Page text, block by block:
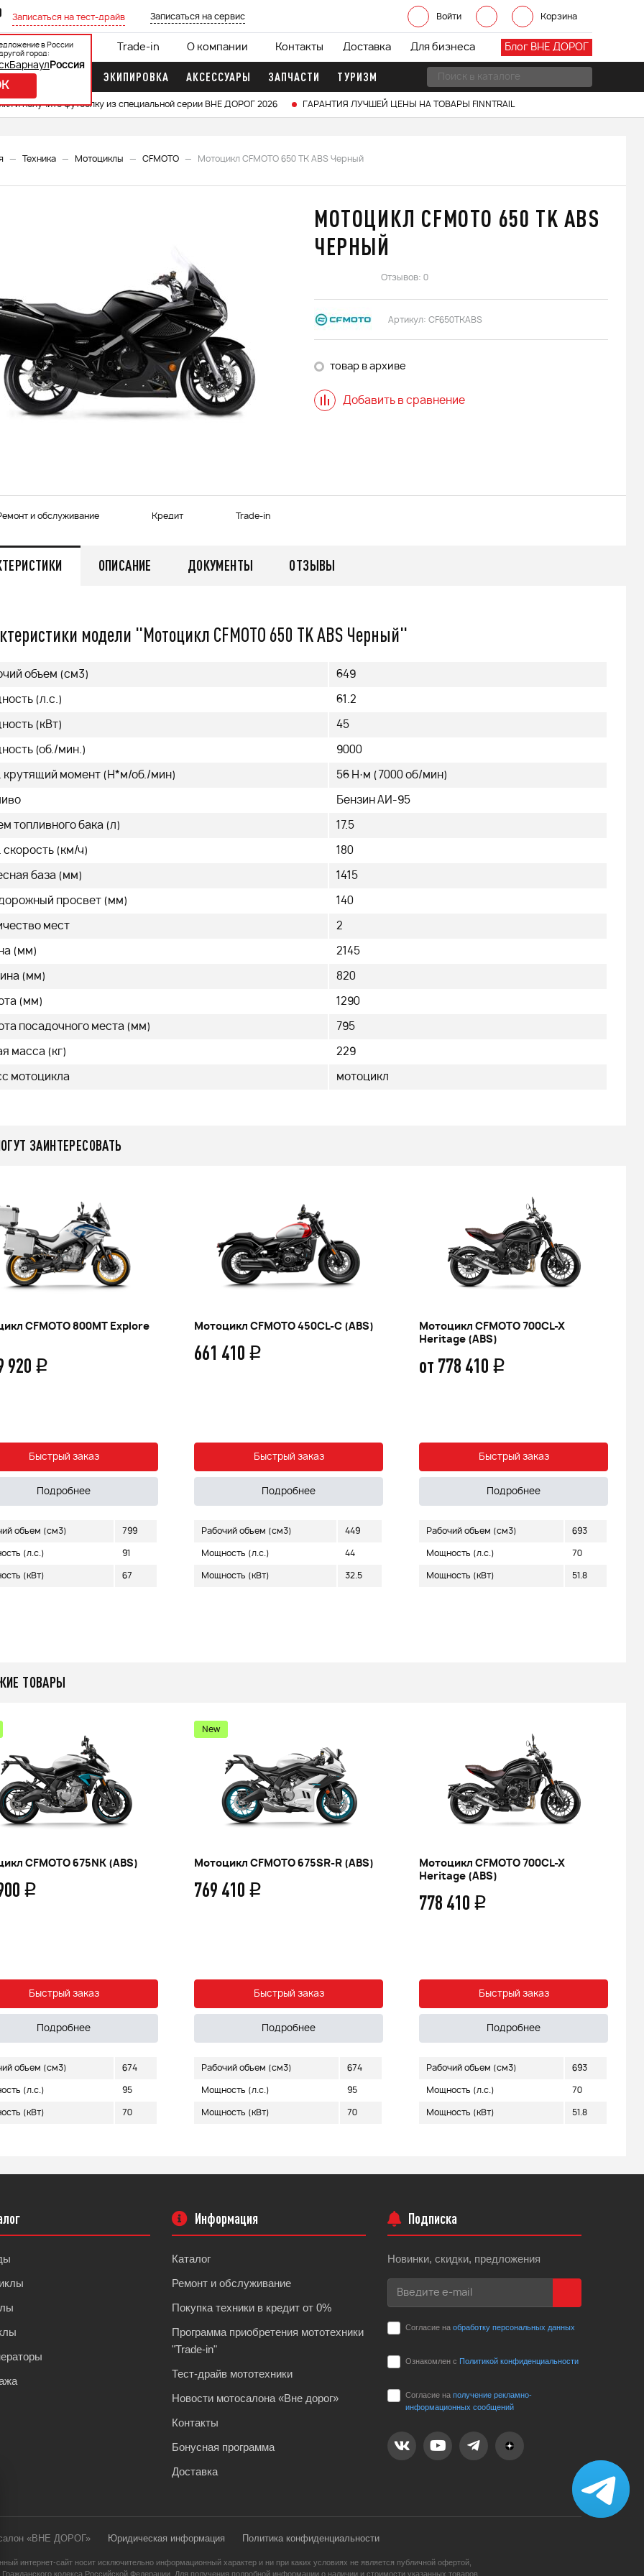
Войти Корзина
в России
город:
Барнаул Россия
Записаться на тест-драйв Записаться на сервис
Блог ВНЕ ДОРОГ
Кредит 0% Trade-in О компании Контакты Доставка Для бизнеса
МОТОРЫ ЭКИПИРОВКА АКСЕССУАРЫ ЗАПЧАСТИ ТУРИЗМ
и получите футболку из специальной серии ВНЕ ДОРОГ 2026 ГАРАНТИЯ ЛУЧШЕЙ ЦЕНЫ НА ТОВАРЫ FINNTRAIL
Техника Мотоциклы CFMOTO Мотоцикл CFMOTO 650 TK ABS Черный
зимний FINNTRAIL
Снегоход БУРАН ЛИДЕР АДЕ
МОТОЦИКЛ CFMOTO 650 TK ABS
ЧЕРНЫЙ
Отзывов: 0
Артикул: CF650TKABS
товар в архиве
Добавить в сравнение
и обслуживание Кредит Trade-in
ОПИСАНИЕ ДОКУМЕНТЫ ОТЗЫВЫ
модели "Мотоцикл CFMOTO 650 TK ABS Черный"
объем (см3) 649
(л.с.) 61.2
(кВт) 45
(об./мин.) 9000
крутящий момент (H*м/об./мин) 56 Н·м (7000 об/мин)
Бензин АИ-95
топливного бака (л) 17.5
скорость (км/ч) 180
база (мм) 1415
просвет (мм) 140
мест 2
(мм) 2145
(мм) 820
(мм) 1290
посадочного места (мм) 795
масса (кг) 229
мотоцикла мотоцикл
ЗАИНТЕРЕСОВАТЬ
CFMOTO 800MT Explore
920 q
Быстрый заказ
Подробнее
объем (см3) 799
(л.с.) 91
(кВт) 67
Мотоцикл CFMOTO 450CL-C (ABS)
661 410 q
Быстрый заказ
Подробнее
Рабочий объем (см3) 449
Мощность (л.с.) 44
Мощность (кВт) 32.5
Мотоцикл CFMOTO 700CL-X
Heritage (ABS)
от 778 410 q
Быстрый заказ
Подробнее
Рабочий объем (см3) 693
Мощность (л.с.) 70
Мощность (кВт) 51.8
ТОВАРЫ
CFMOTO 675NK (ABS)
q
Быстрый заказ
Подробнее
объем (см3) 674
(л.с.) 95
(кВт) 70
New
Мотоцикл CFMOTO 675SR-R (ABS)
769 410 q
Быстрый заказ
Подробнее
Рабочий объем (см3) 674
Мощность (л.с.) 95
Мощность (кВт) 70
Мотоцикл CFMOTO 700CL-X
Heritage (ABS)
778 410 q
Быстрый заказ
Подробнее
Рабочий объем (см3) 693
Мощность (л.с.) 70
Мощность (кВт) 51.8
Информация
Каталог
Ремонт и обслуживание
Покупка техники в кредит от 0%
Программа приобретения мототехники
"Trade-in"
Тест-драйв мототехники
Новости мотосалона «Вне дорог»
Контакты
Бонусная программа
Доставка
Подписка
Новинки, скидки, предложения
Согласие на обработку персональных данных
Ознакомлен с Политикой конфиденциальности
Согласие на получение рекламно-
информационных сообщений
«ВНЕ ДОРОГ» Юридическая информация Политика конфиденциальности
интернет-сайт носит исключительно информационный характер и ни при каких условиях не является публичной офертой,
кодекса Российской Федерации. Для получения подробной информации о наличии и стоимости указанных товаров,